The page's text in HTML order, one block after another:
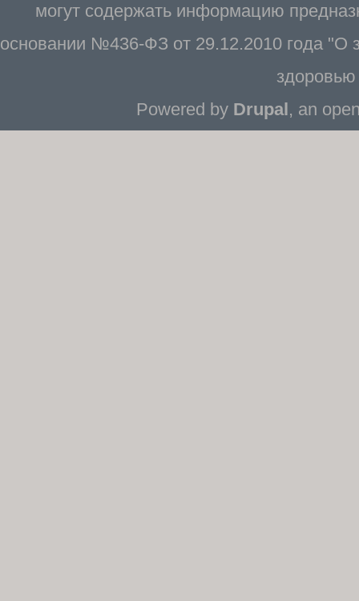
могут содержать информацию
основании №436-ФЗ от 29.12.2010 года "О
Powered by Drupal, an